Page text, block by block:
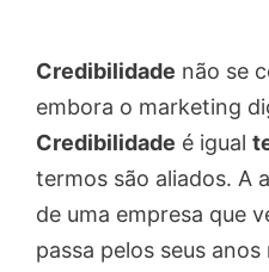
Credibilidade não se
embora o marketing
Credibilidade é igual
termos são aliados. A
de uma empresa que
passa pelos seus